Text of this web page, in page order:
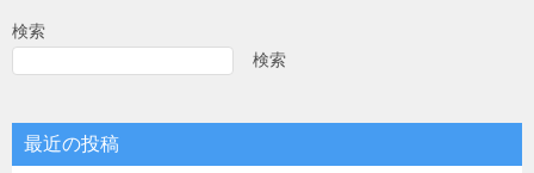
ビ
シ
検索
検索
最近の投稿